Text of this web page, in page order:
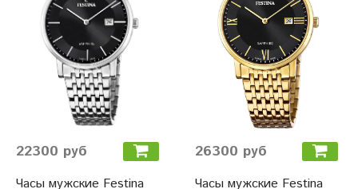
22300 руб
Часы мужские Festina
26300 руб
Часы мужские Festina